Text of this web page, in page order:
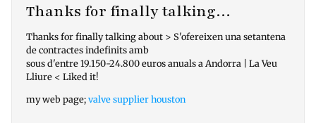
Thanks for finally talking…
Thanks for finally talking about > S'ofereixen una setantena
de contractes indefinits amb
sous d'entre 19.150‑24.800 euros anuals a Andorra | La Veu
Lliure < Liked it!
my web page;valve supplier houston